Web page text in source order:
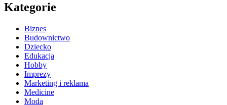
Kategorie
Biznes
Budownictwo
Dziecko
Edukacja
Hobby
Imprezy
Marketing i reklama
Medicine
Moda